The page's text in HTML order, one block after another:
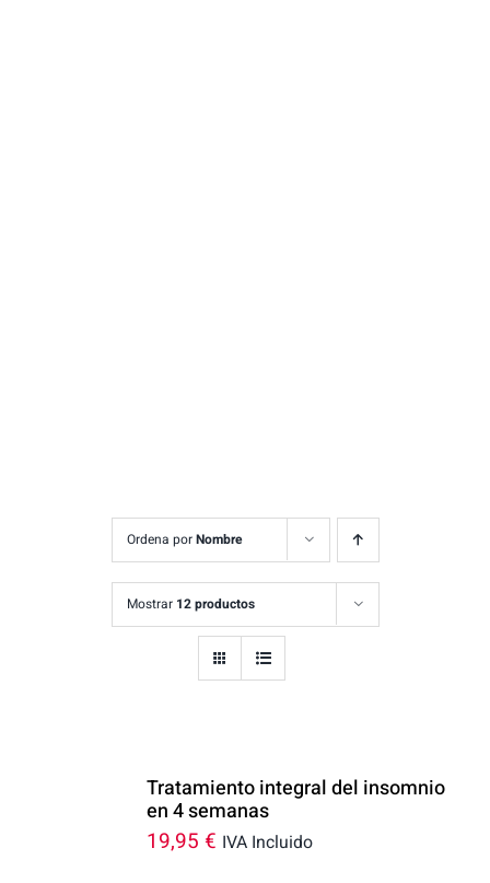
Ordena porNombre
Mostrar 12 productos
Tratamiento integral del insomnio
en 4 semanas
19,95 € IVA Incluido